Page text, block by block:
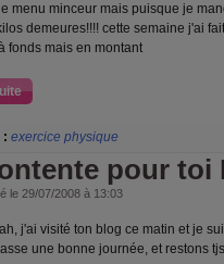
menu minceur mais puisque je
demeures!!!! cette semaine j'ai
fonds mais en montant
: exercice physique
pour toi
le 29/07/2008 à 13:03
j'ai visité ton blog ce matin et je
une bonne journée, et restons